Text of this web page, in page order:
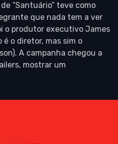
“Santuário” teve como
que nada tem a ver
o produtor executivo James
é o diretor, mas sim o
A campanha chegou a
mostrar um